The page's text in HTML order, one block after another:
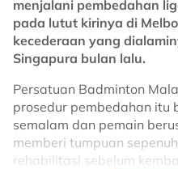
utama sukan permotoran
merancakkan ekonomi
dan penganjuran acara
Antarabangsa Sepang.
No node context available.
Related Topics
#motoGP
menjalani pembedahan
pada lutut kirinya di
kecederaan yang
Singapura bulan lalu.
Persatuan Badminton
prosedur pembedahan itu
semalam dan pemain
memberi tumpuan
rehabilitasi sebelum